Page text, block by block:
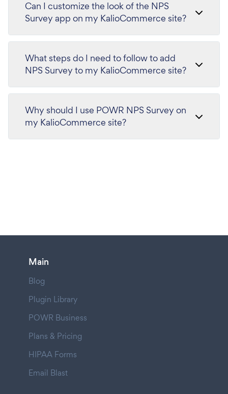
Can I customize the look of the NPS
Survey app on my KalioCommerce site?
What steps do I need to follow to add
NPS Survey to my KalioCommerce site?
Why should I use POWR NPS Survey on
my KalioCommerce site?
Main
Blog
Plugin Library
POWR Business
Plans & Pricing
HIPAA Forms
Email Blast